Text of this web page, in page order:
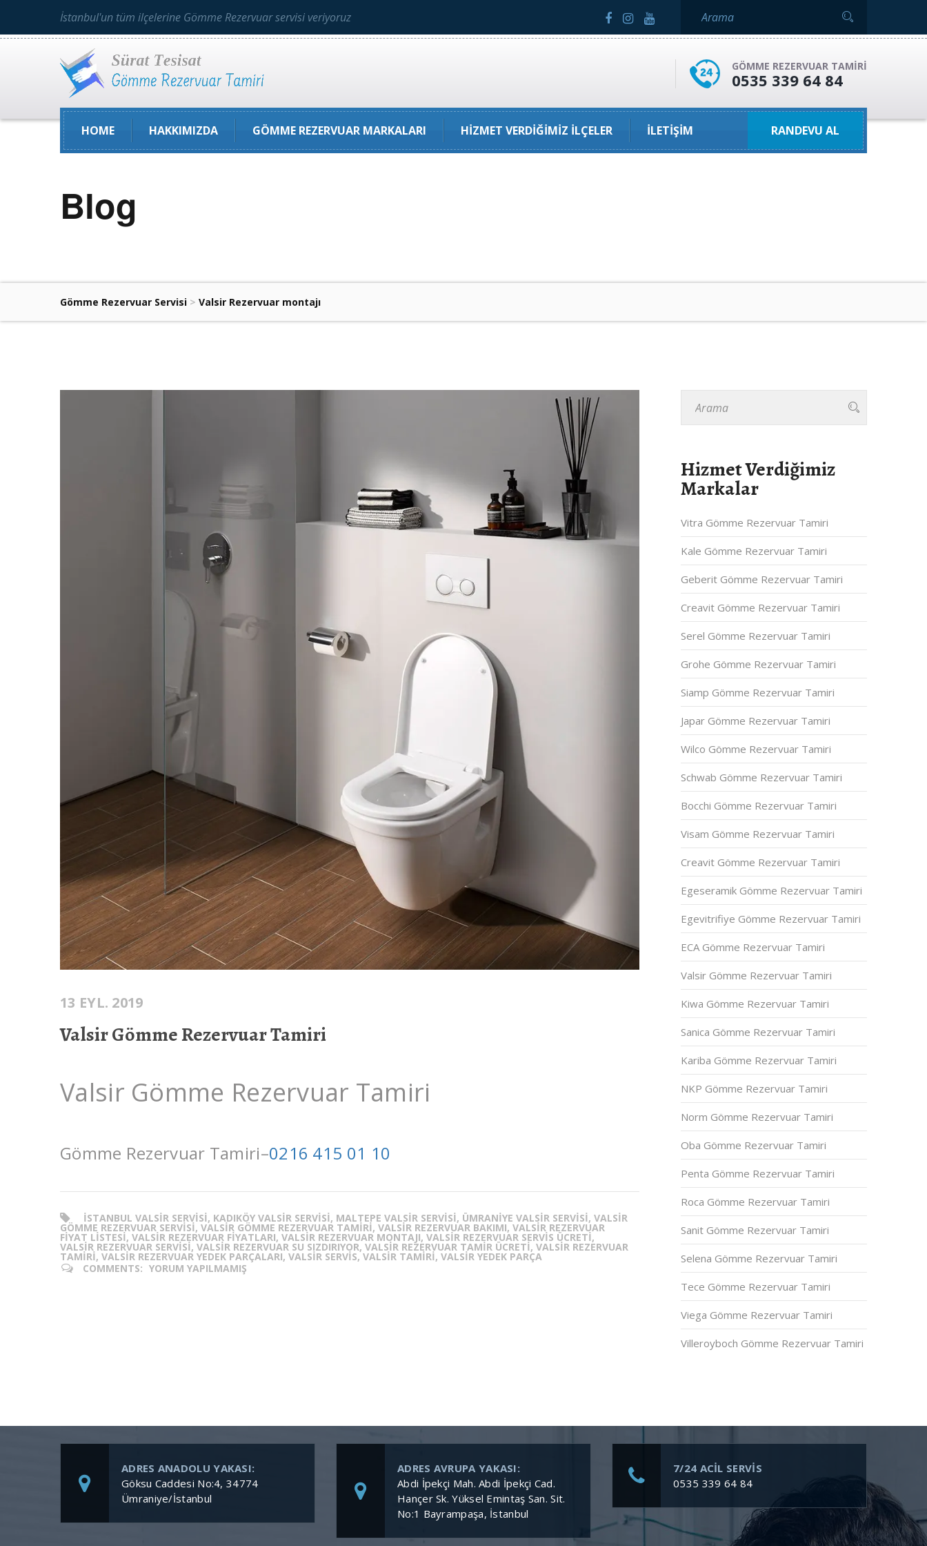
İstanbul'un tüm ilçelerine Gömme Rezervuar servisi veriyoruz
GÖMME REZERVUAR TAMIRI
0535 339 64 84
HOME HAKKIMIZDA GÖMME REZERVUAR MARKALARI HIZMET VERDIĞIMIZ İLÇELER İLETIŞIM RANDEVU AL
Blog
Gömme Rezervuar Servisi > Valsir Rezervuar montajı
13 EYL. 2019
Valsir Gömme Rezervuar Tamiri
Valsir Gömme Rezervuar Tamiri
Gömme Rezervuar Tamiri–0216 415 01 10
ISTANBUL VALSIR SERVISI, KADIKÖY VALSIR SERVISI, MALTEPE VALSIR SERVISI, ÜMRANIYE VALSIR SERVISI, VALSIR
GÖMME REZERVUAR SERVISI, VALSIR GÖMME REZERVUAR TAMIRI, VALSIR REZERVUAR BAKIMI, VALSIR REZERVUAR
FIYAT LISTESI, VALSIR REZERVUAR FIYATLARI, VALSIR REZERVUAR MONTAJI, VALSIR REZERVUAR SERVIS ÜCRETI,
VALSIR REZERVUAR SERVISI, VALSIR REZERVUAR SU SIZDIRIYOR, VALSIR REZERVUAR TAMIR ÜCRETI, VALSIR REZERVUAR
TAMIRI, VALSIR REZERVUAR YEDEK PARÇALARI, VALSIR SERVIS, VALSIR TAMIRI, VALSIR YEDEK PARÇA
COMMENTS: YORUM YAPILMAMIŞ
Hizmet Verdiğimiz
Markalar
Vitra Gömme Rezervuar Tamiri
Kale Gömme Rezervuar Tamiri
Geberit Gömme Rezervuar Tamiri
Creavit Gömme Rezervuar Tamiri
Serel Gömme Rezervuar Tamiri
Grohe Gömme Rezervuar Tamiri
Siamp Gömme Rezervuar Tamiri
Japar Gömme Rezervuar Tamiri
Wilco Gömme Rezervuar Tamiri
Schwab Gömme Rezervuar Tamiri
Bocchi Gömme Rezervuar Tamiri
Visam Gömme Rezervuar Tamiri
Creavit Gömme Rezervuar Tamiri
Egeseramik Gömme Rezervuar Tamiri
Egevitrifiye Gömme Rezervuar Tamiri
ECA Gömme Rezervuar Tamiri
Valsir Gömme Rezervuar Tamiri
Kiwa Gömme Rezervuar Tamiri
Sanica Gömme Rezervuar Tamiri
Kariba Gömme Rezervuar Tamiri
NKP Gömme Rezervuar Tamiri
Norm Gömme Rezervuar Tamiri
Oba Gömme Rezervuar Tamiri
Penta Gömme Rezervuar Tamiri
Roca Gömme Rezervuar Tamiri
Sanit Gömme Rezervuar Tamiri
Selena Gömme Rezervuar Tamiri
Tece Gömme Rezervuar Tamiri
Viega Gömme Rezervuar Tamiri
Villeroyboch Gömme Rezervuar Tamiri
ADRES ANADOLU YAKASI:
Göksu Caddesi No:4, 34774
Ümraniye/İstanbul
ADRES AVRUPA YAKASI:
Abdi İpekçi Mah. Abdi İpekçi Cad.
Hançer Sk. Yüksel Emintaş San. Sit.
No:1 Bayrampaşa, İstanbul
7/24 ACİL SERVİS
0535 339 64 84